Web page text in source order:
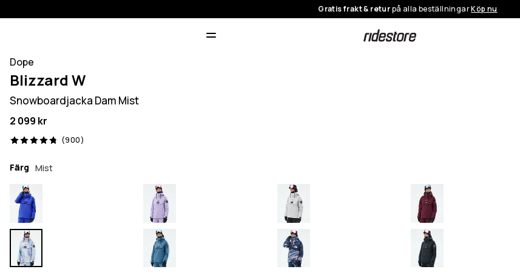
Gratis frakt & returpå alla beställningarKöp nu
Dope
Blizzard W
Snowboardjacka Dam Mist
2 099 kr
(900)
900 recensioner, 4.8/5
Färg Mist